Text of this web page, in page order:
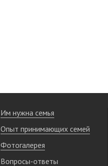
Им нужна семья
Опыт принимающих семей
Фотогалерея
Вопросы-ответы